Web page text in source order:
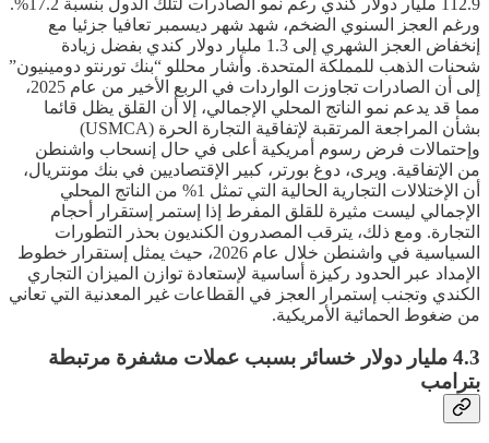
112.9 مليار دولار كندي رغم نمو الصادرات لتلك الدول بنسبة 17.2%.
ورغم العجز السنوي الضخم، شهد شهر ديسمبر تعافيا جزئيا مع
إنخفاض العجز الشهري إلى 1.3 مليار دولار كندي بفضل زيادة
شحنات الذهب للمملكة المتحدة. وأشار محللو “بنك تورنتو دومينيون”
إلى أن الصادرات تجاوزت الواردات في الربع الأخير من عام 2025،
مما قد يدعم نمو الناتج المحلي الإجمالي، إلا أن القلق يظل قائما
بشأن المراجعة المرتقبة لإتفاقية التجارة الحرة (USMCA)
وإحتمالات فرض رسوم أمريكية أعلى في حال إنسحاب واشنطن
من الإتفاقية. ويرى، دوغ بورتر، كبير الإقتصاديين في بنك مونتريال،
أن الإختلالات التجارية الحالية التي تمثل 1% من الناتج المحلي
الإجمالي ليست مثيرة للقلق المفرط إذا إستمر إستقرار أحجام
التجارة. ومع ذلك، يترقب المصدرون الكنديون بحذر التطورات
السياسية في واشنطن خلال عام 2026، حيث يمثل إستقرار خطوط
الإمداد عبر الحدود ركيزة أساسية لإستعادة توازن الميزان التجاري
الكندي وتجنب إستمرار العجز في القطاعات غير المعدنية التي تعاني
من ضغوط الحمائية الأمريكية.
4.3 مليار دولار خسائر بسبب عملات مشفرة مرتبطة
بترامب